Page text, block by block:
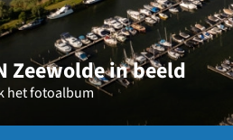
Zeewolde in beeld
het fotoalbum